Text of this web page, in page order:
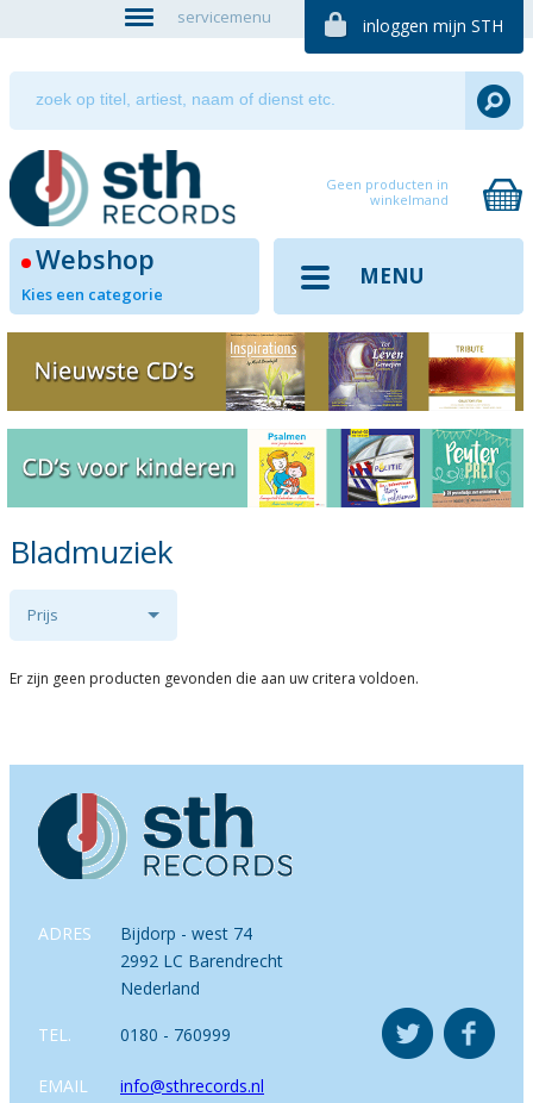
servicemenu inloggen mijn STH
Geen producten in
winkelmand
Webshop
Kies een categorie
MENU
Bladmuziek
Prijs
Er zijn geen producten gevonden die aan uw critera voldoen.
ADRES
Bijdorp - west 74
2992 LC Barendrecht
Nederland
TEL. 0180 - 760999
EMAIL info@sthrecords.nl